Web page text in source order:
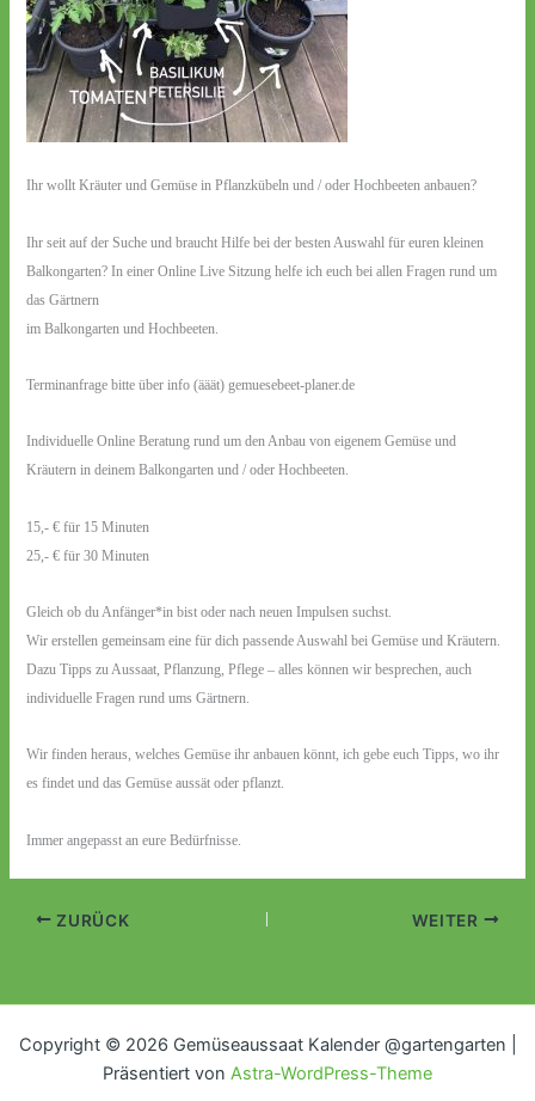
Ihr wollt Kräuter und Gemüse in Pflanzkübeln und / oder Hochbeeten anbauen?
Ihr seit auf der Suche und braucht Hilfe bei der besten Auswahl für euren kleinen
Balkongarten? In einer Online Live Sitzung helfe ich euch bei allen Fragen rund um
das Gärtnern
im Balkongarten und Hochbeeten.
Terminanfrage bitte über info (ääät) gemuesebeet-planer.de
Individuelle Online Beratung rund um den Anbau von eigenem Gemüse und
Kräutern in deinem Balkongarten und / oder Hochbeeten.
15,- € für 15 Minuten
25,- € für 30 Minuten
Gleich ob du Anfänger*in bist oder nach neuen Impulsen suchst.
Wir erstellen gemeinsam eine für dich passende Auswahl bei Gemüse und Kräutern.
Dazu Tipps zu Aussaat, Pflanzung, Pflege – alles können wir besprechen, auch
individuelle Fragen rund ums Gärtnern.
Wir finden heraus, welches Gemüse ihr anbauen könnt, ich gebe euch Tipps, wo ihr
es findet und das Gemüse aussät oder pflanzt.
Immer angepasst an eure Bedürfnisse.
ZURÜCK WEITER
Copyright © 2026 Gemüseaussaat Kalender @gartengarten |
Präsentiert von Astra-WordPress-Theme